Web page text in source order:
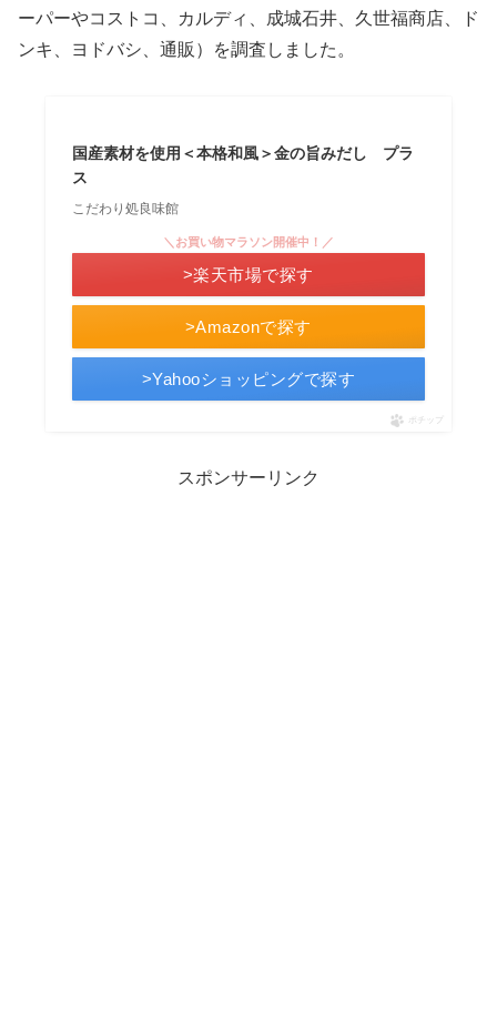
ーパーやコストコ、カルディ、成城石井、久世福商店、ド
ンキ、ヨドバシ、通販）を調査しました。
国産素材を使用＜本格和風＞金の旨みだし プラ
ス
こだわり処良味館
>Amazonで探す
＼お買い物マラソン開催中！／
>楽天市場で探す
>Yahooショッピングで探す
ポチップ
スポンサーリンク